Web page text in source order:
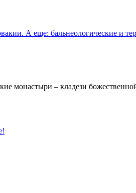
А еще: бальнеологические и
монастыри – кладези